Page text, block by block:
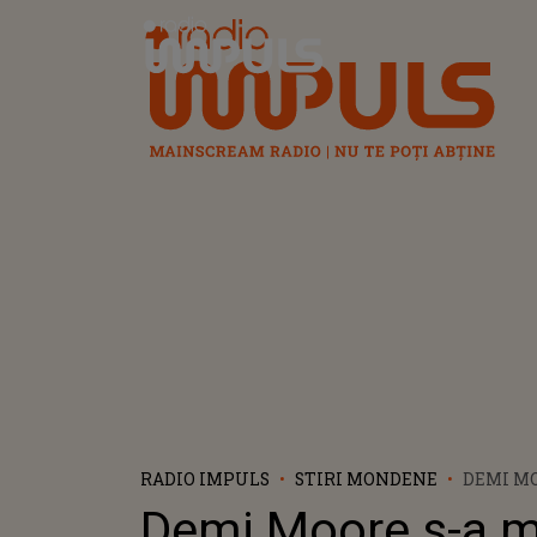
Radio Impuls
RADIO IMPULS STIRI MONDENE
DEMI
LUI